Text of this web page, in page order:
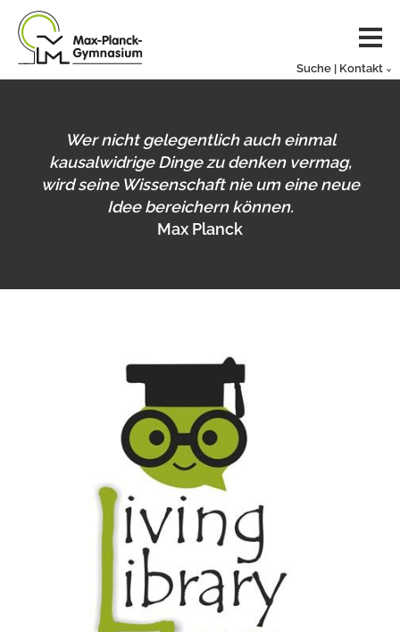
Suche | Kontakt
Wer nicht gelegentlich auch einmal
kausalwidrige Dinge zu denken vermag,
wird seine Wissenschaft nie um eine neue
Idee bereichern können.
Max Planck